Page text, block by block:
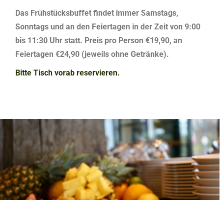
Das Frühstücksbuffet findet immer Samstags,
Sonntags und an den Feiertagen in der Zeit von 9:00
bis 11:30 Uhr statt. Preis pro Person €19,90, an
Feiertagen €24,90 (jeweils ohne Getränke).
Bitte Tisch vorab reservieren.